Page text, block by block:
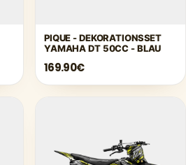
PIQUE - DEKORATIONSSET
YAMAHA DT 50CC - BLAU
169.90€